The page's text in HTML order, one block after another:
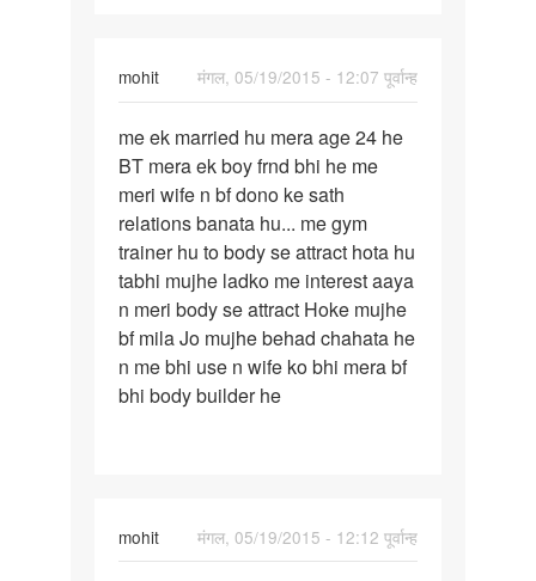
mohit
मंगल, 05/19/2015 - 12:07 पूर्वान्ह
me
ek
married
hu
mera
age
24
me ek married hu mera age 24 he
BT mera ek boy frnd bhi he me
meri wife n bf dono ke sath
relations banata hu... me gym
trainer hu to body se attract hota hu
tabhi mujhe ladko me interest aaya
n meri body se attract Hoke mujhe
bf mila Jo mujhe behad chahata he
n me bhi use n wife ko bhi mera bf
bhi body builder he
mohit
मंगल, 05/19/2015 - 12:12 पूर्वान्ह